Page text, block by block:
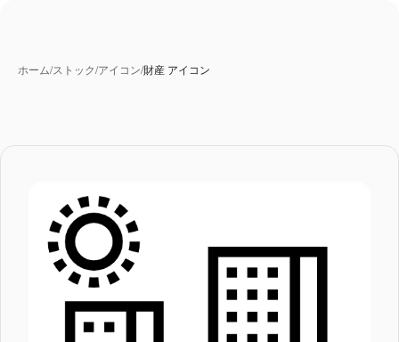
ホーム/ストック/アイコン/財産 アイコン